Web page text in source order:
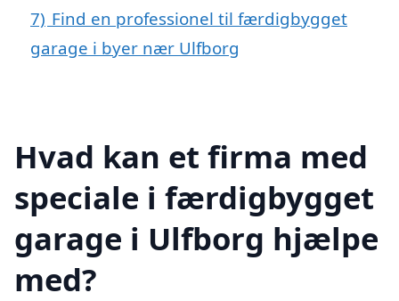
7) Find en professionel til færdigbygget
garage i byer nær Ulfborg
Hvad kan et firma med
speciale i færdigbygget
garage i Ulfborg hjælpe
med?